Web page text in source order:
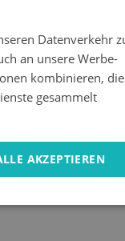
Datenverkehr
an unsere Werbe-
kombinieren, die
gesammelt
AKZEPTIEREN